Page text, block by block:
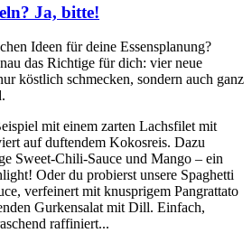
Ja, bitte!
Ideen für deine Essensplanung?
das Richtige für dich: vier neue
köstlich schmecken, sondern auch ganz
mit einem zarten Lachsfilet mit
auf duftendem Kokosreis. Dazu
Sweet-Chili-Sauce und Mango – ein
Oder du probierst unsere Spaghetti
verfeinert mit knusprigem Pangrattato
Gurkensalat mit Dill. Einfach,
raffiniert...